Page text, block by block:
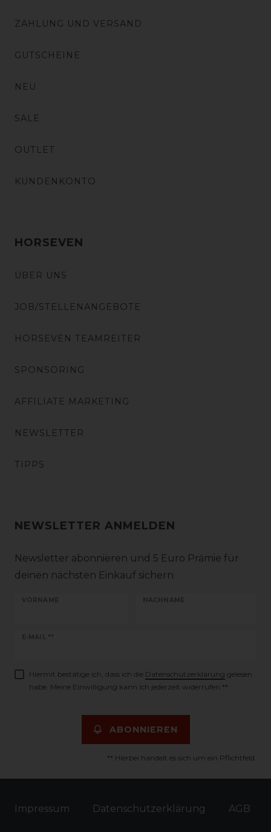
ZAHLUNG UND VERSAND
GUTSCHEINE
NEU
SALE
OUTLET
KUNDENKONTO
HORSEVEN
ÜBER UNS
JOB/STELLENANGEBOTE
HORSEVEN TEAMREITER
SPONSORING
AFFILIATE MARKETING
NEWSLETTER
TIPPS
NEWSLETTER ANMELDEN
Newsletter abonnieren und 5 Euro Prämie für
deinen nächsten Einkauf sichern
VORNAME NACHNAME
E-MAIL **
Newsletter
Hiermit bestätige ich, dass ich die Daten­schutz­erklärung gelesen
habe. Meine Einwilligung kann ich jederzeit widerrufen.**
ABONNIEREN
** Hierbei handelt es sich um ein Pflichtfeld.
Impressum Daten­schutz­erklärung AGB